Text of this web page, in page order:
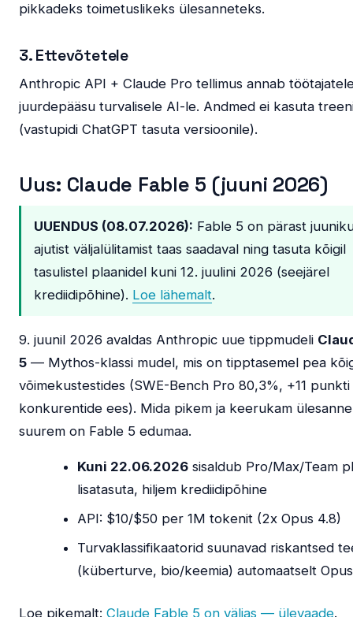
pikkadeks toimetuslikeks ülesanneteks.
3. Ettevõtetele
Anthropic API + Claude Pro tellimus annab
juurdepääsu turvalisele AI-le. Andmed ei kasuta
(vastupidi ChatGPT tasuta versioonile).
Uus: Claude Fable 5 (juuni 2026)
UUENDUS (08.07.2026): Fable 5 on pärast
ajutist väljalülitamist taas saadaval ning tasuta kõigil
tasulistel plaanidel kuni 12. juulini 2026 (seejärel
krediidipõhine). Loe lähemalt.
9. juunil 2026 avaldas Anthropic uue tippmudeli
5 — Mythos-klassi mudel, mis on tipptasemel pea
võimekustestides (SWE-Bench Pro 80,3%, +11 punkti
konkurentide ees). Mida pikem ja keerukam
suurem on Fable 5 edumaa.
Kuni 22.06.2026 sisaldub Pro/Max/Team
lisatasuta, hiljem krediidipõhine
API: $10/$50 per 1M tokenit (2x Opus 4.8)
Turvaklassifikaatorid suunavad riskantsed
(küberturve, bio/keemia) automaatselt
Loe pikemalt: Claude Fable 5 on väljas — ülevaade.